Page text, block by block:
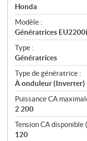
p
é
c
i
f
i
c
a
t
i
o
n
s
Honda
Modèle :
Génératrices
Type :
Génératrices
Type de génératrice :
À onduleur (Inverter)
Puissance CA
2 200
Tension CA disponible
120